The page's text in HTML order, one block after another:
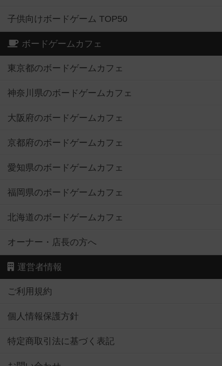
子供向けボードゲーム TOP50
ボードゲームカフェ
東京都のボードゲームカフェ
神奈川県のボードゲームカフェ
大阪府のボードゲームカフェ
京都府のボードゲームカフェ
愛知県のボードゲームカフェ
福岡県のボードゲームカフェ
北海道のボードゲームカフェ
オーナー・店長の方へ
運営者情報
ご利用規約
個人情報保護方針
特定商取引法に基づく表記